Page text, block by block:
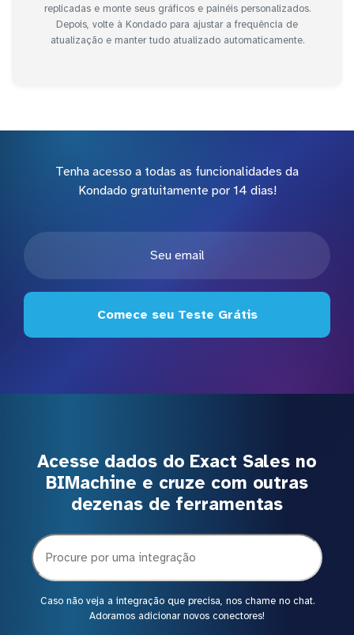
replicadas e monte seus gráficos e painéis personalizados.
Depois, volte à Kondado para ajustar a frequência de
atualização e manter tudo atualizado automaticamente.
Tenha acesso a todas as funcionalidades da
Kondado gratuitamente por 14 dias!
Comece seu Teste Grátis
Acesse dados do Exact Sales no
BIMachine e cruze com outras
dezenas de ferramentas
Caso não veja a integração que precisa, nos chame no chat.
Adoramos adicionar novos conectores!